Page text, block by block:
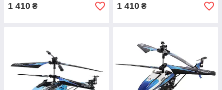
1 410 ₴ 1 410 ₴